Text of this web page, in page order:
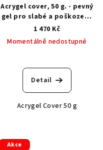
Acrygel cover, 50 g. - pevný
gel pro slabé a poškozené
nehty
1 470 Kč
Momentálně nedostupné
Detail
Acrygel Cover 50 g
Akce